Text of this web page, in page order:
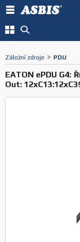
Záložní zdroje > PDU
EATON ePDU G4:
Out: